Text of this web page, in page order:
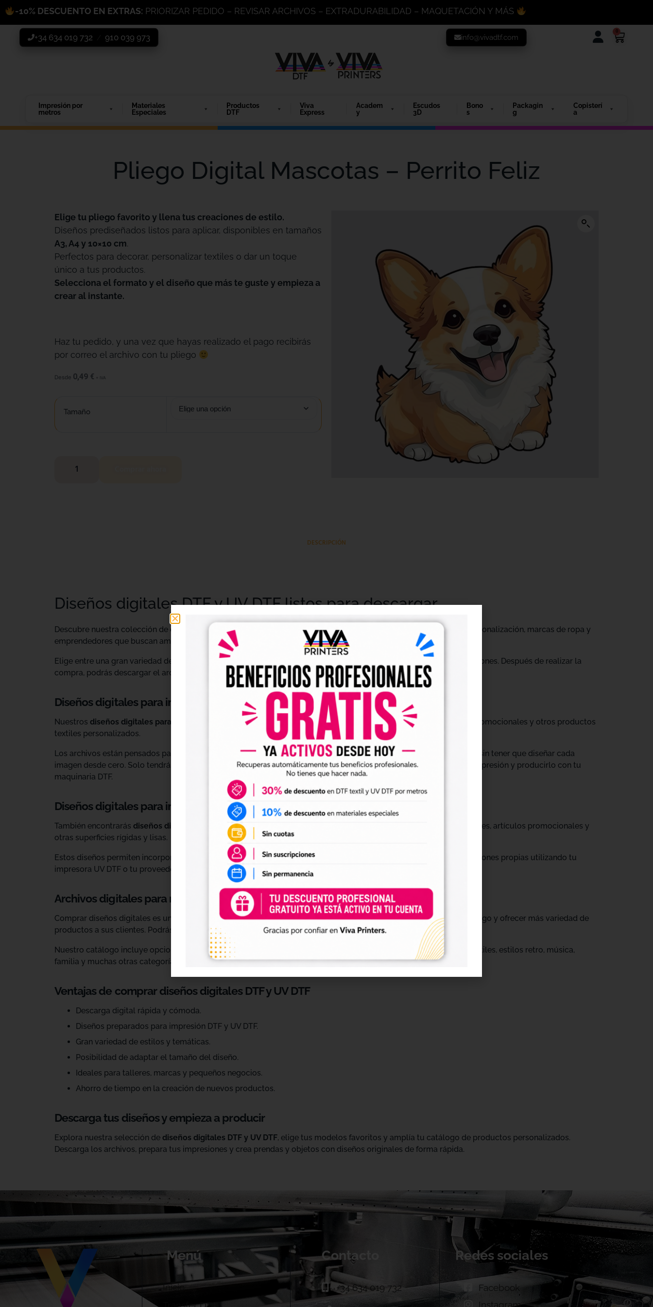
-10% DESCUENTO EN EXTRAS: PRIORIZAR PEDIDO – REVISAR ARCHIVOS – EXTRADURABILIDAD – MAQUETACIÓN Y MÁS
0
+34 634 019 732 910 039 973 info@vivadtf.com
Impresión por
metros
Materiales
Especiales
Productos
DTF
Viva
Express
Academ
y
Escudos
3D
Bono
s
Packagin
g
Copisterí
a
Pliego Digital Mascotas – Perrito Feliz
Elige tu pliego favorito y llena tus creaciones de estilo.
Diseños prediseñados listos para aplicar, disponibles en tamaños
A3, A4 y 10×10 cm.
Perfectos para decorar, personalizar textiles o dar un toque
único a tus productos.
Selecciona el formato y el diseño que más te guste y empieza a
crear al instante.
Haz tu pedido, y una vez que hayas realizado el pago recibirás
por correo el archivo con tu pliego
Desde 0,49 € + IVA
Tamaño
DESCRIPCIÓN
Diseños digitales DTF y UV DTF listos para descargar
Descubre nuestra colección de diseños digitales DTF y UV DTF
, creados para talleres de impresión, negocios de personalización, marcas de ropa y
emprendedores que buscan ampliar su catálogo de forma rápida y sencilla.
Elige entre una gran variedad de diseños individuales y archivos digitales preparados para incorporar a tus producciones. Después de realizar la
compra, podrás descargar el archivo y utilizarlo en tus trabajos de impresión DTF o UV DTF.
Diseños digitales para impresión DTF textil
Nuestros diseños digitales para DTF
son ideales para crear camisetas, sudaderas, tote bags, ropa infantil, prendas promocionales y otros productos
textiles personalizados.
Los archivos están pensados para facilitar la preparación de tus impresiones y ayudarte a crear nuevas colecciones sin tener que diseñar cada
imagen desde cero. Solo tendrás que adaptar el tamaño a tus necesidades, preparar el archivo en tu programa de impresión y producirlo con tu
maquinaria DTF.
Diseños digitales para impresión UV DTF
También encontrarás diseños digitales para UV DTF, perfectos para personalizar vasos, botellas, termos, cajas, envases, artículos promocionales y
otras superficies rígidas y lisas.
Estos diseños permiten incorporar nuevas opciones a tu catálogo de personalización de objetos y preparar producciones propias utilizando tu
impresora UV DTF o tu proveedor habitual de impresión.
Archivos digitales para negocios de personalización
Comprar diseños digitales es una solución práctica para profesionales que quieren ahorrar tiempo, renovar su catálogo y ofrecer más variedad de
productos a sus clientes. Podrás escoger diseños de diferentes estilos, temáticas, temporadas y públicos.
Nuestro catálogo incluye opciones para celebraciones, Navidad, Halloween, deporte, mascotas, frases, diseños infantiles, estilos retro, música,
familia y muchas otras categorías.
Ventajas de comprar diseños digitales DTF y UV DTF
Descarga digital rápida y cómoda.
Diseños preparados para impresión DTF y UV DTF.
Gran variedad de estilos y temáticas.
Posibilidad de adaptar el tamaño del diseño.
Ideales para talleres, marcas y pequeños negocios.
Ahorro de tiempo en la creación de nuevos productos.
Descarga tus diseños y empieza a producir
Explora nuestra selección de diseños digitales DTF y UV DTF, elige tus modelos favoritos y amplía tu catálogo de productos personalizados.
Descarga los archivos, prepara tus impresiones y crea prendas y objetos con diseños originales de forma rápida.
Menú
Inicio
Contacto
+34 634 019 732
Redes sociales
Facebook
Instagram